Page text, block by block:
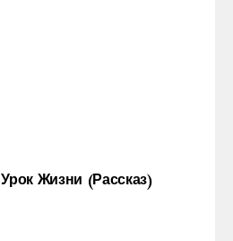
Урок Жизни (рассказ)